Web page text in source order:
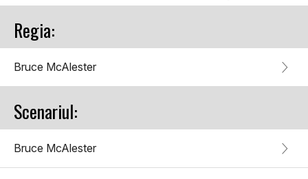
Regia:
Bruce McAlester
Scenariul:
Bruce McAlester